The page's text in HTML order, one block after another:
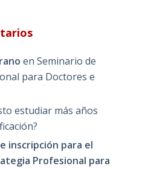
en Seminario de
para Doctores e
estudiar más años
inscripción para el
Profesional para